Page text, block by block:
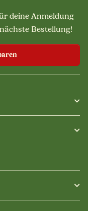
deine Anmeldung
Bestellung!